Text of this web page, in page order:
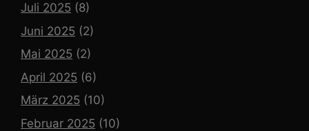
Juli 2025 (8)
Juni 2025 (2)
Mai 2025 (2)
April 2025 (6)
März 2025 (10)
Februar 2025 (10)